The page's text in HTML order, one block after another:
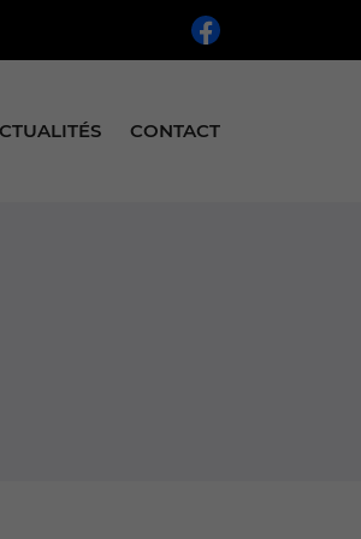
CONTACT